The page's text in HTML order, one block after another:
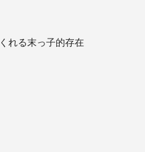
えてくれる末っ子的存在